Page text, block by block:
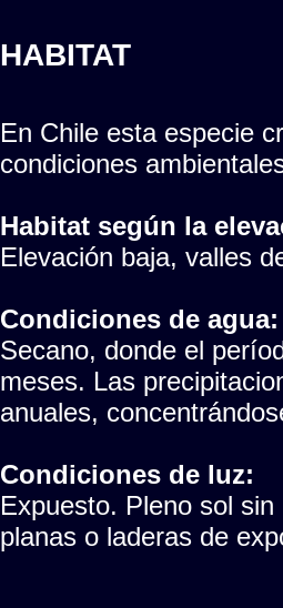
HABITAT
En Chile esta especie
condiciones
Habitat según la
Elevación baja, valles
Condiciones de agua:
Secano, donde el
meses. Las
anuales,
Condiciones de luz:
Expuesto. Pleno sol
planas o laderas de